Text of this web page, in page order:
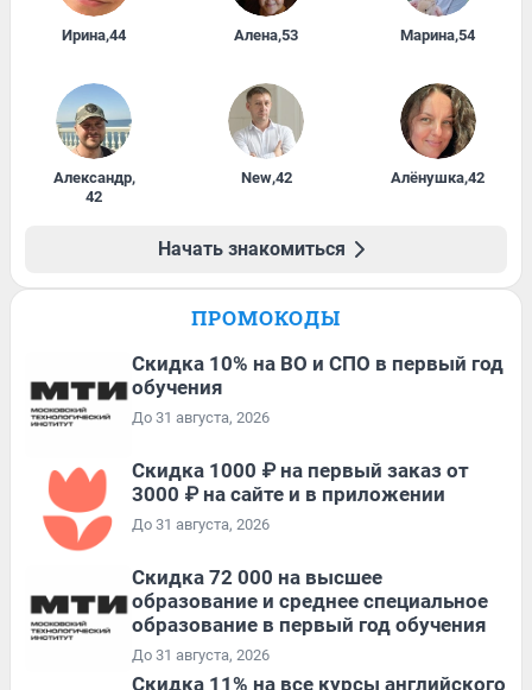
Ирина,44 Алена,53 Марина,54
Александр,
42
New,42 Алёнушка,42
Начать знакомиться
ПРОМОКОДЫ
Скидка 10% на ВО и СПО в первый год
обучения
До 31 августа, 2026
Скидка 1000 ₽ на первый заказ от
3000 ₽ на сайте и в приложении
До 31 августа, 2026
Скидка 72 000 на высшее
образование и среднее специальное
образование в первый год обучения
До 31 августа, 2026
Скидка 11% на все курсы английского